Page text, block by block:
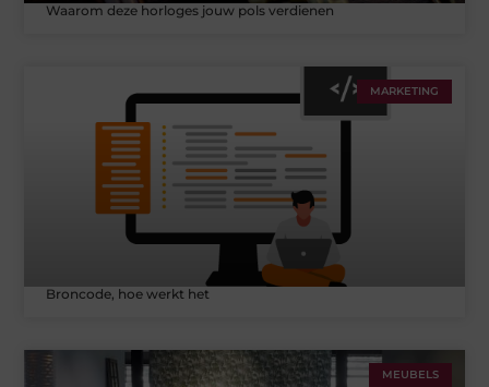
Waarom deze horloges jouw pols verdienen
MARKETING
Broncode, hoe werkt het
MEUBELS